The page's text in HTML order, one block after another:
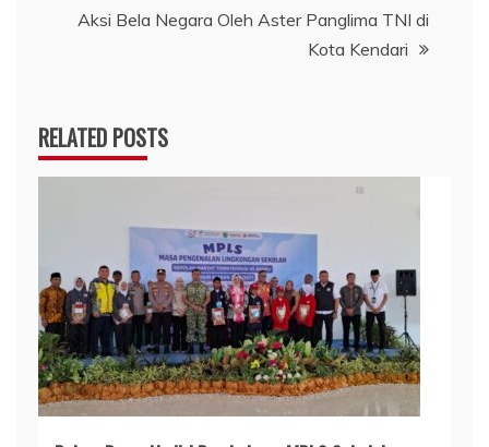
Aksi Bela Negara Oleh Aster Panglima TNI di
Kota Kendari
RELATED POSTS